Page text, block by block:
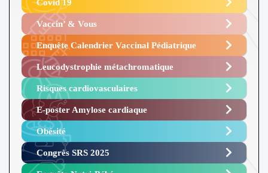
Covid 19
Vaccin’ & Vous
Enquête Calendrier Vaccinal Pédiatrique
Leucodystrophie métachromatique
Risques cardiovasculaires
E-poster Amylose cardiaque ​
Obésité ​
Congrès SRS 2025 ​